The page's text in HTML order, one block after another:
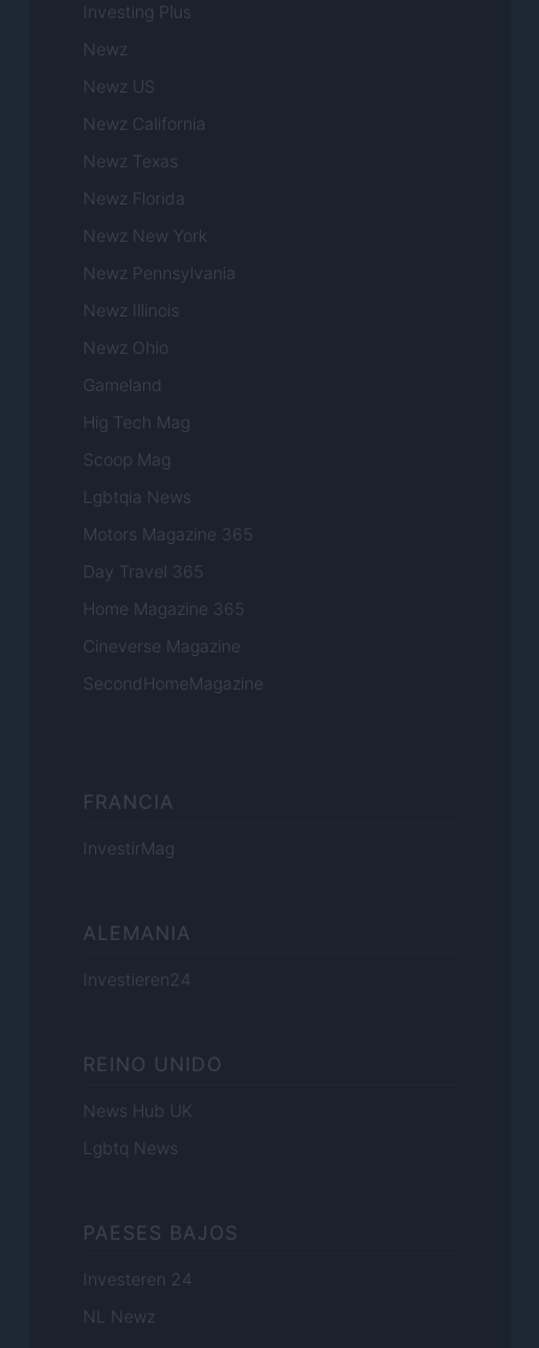
Investing Plus
Newz
Newz US
Newz California
Newz Texas
Newz Florida
Newz New York
Newz Pennsylvania
Newz Illinois
Newz Ohio
Gameland
Hig Tech Mag
Scoop Mag
Lgbtqia News
Motors Magazine 365
Day Travel 365
Home Magazine 365
Cineverse Magazine
SecondHomeMagazine
FRANCIA
InvestirMag
ALEMANIA
Investieren24
REINO UNIDO
News Hub UK
Lgbtq News
PAESES BAJOS
Investeren 24
NL Newz